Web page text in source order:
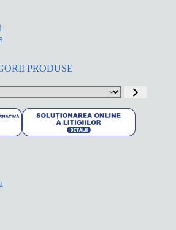
PRODUSE